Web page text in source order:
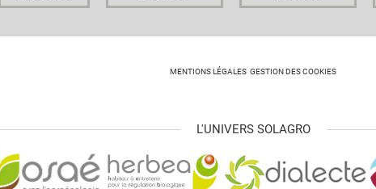
MENTIONS LÉGALES GESTION DES COOKIES
L'UNIVERS SOLAGRO